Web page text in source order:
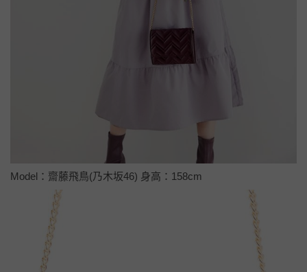
Model：齋藤飛鳥(乃木坂46) 身高：158cm